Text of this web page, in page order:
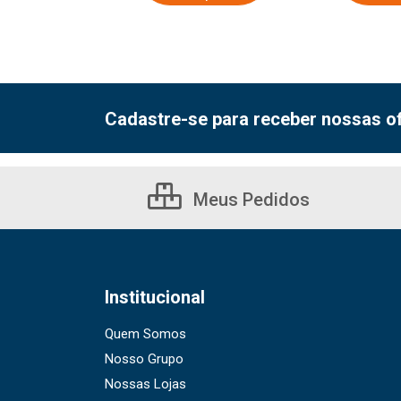
Cadastre-se para receber nossas
Meus Pedidos
Institucional
Quem Somos
Nosso Grupo
Nossas Lojas